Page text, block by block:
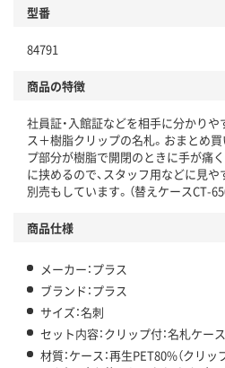
型番
84791
商品の特徴
社員証・入館証などを相手に分かり
ス＋樹脂クリップの名札。おまとめ
プ部分が樹脂で開閉のときに手が痛
に挟めるので、スタッフ用などに見
別売もしています。（替えケースCT-
商品仕様
メーカー：プラス
ブランド：プラス
サイズ：名刺
セット内容：クリップ付：名札ケー
材質：ケース：再生PET80%（クリ